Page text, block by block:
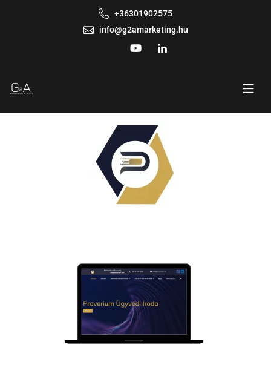
+36301902575
info@g2amarketing.hu